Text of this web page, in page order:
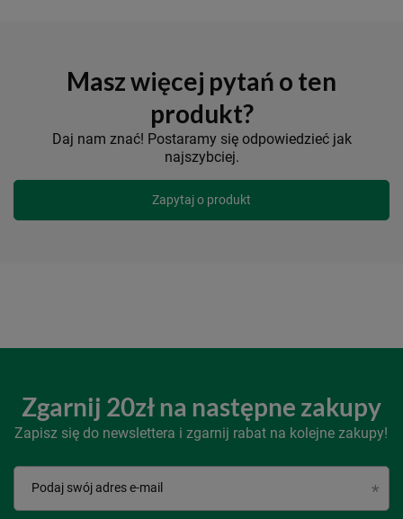
Masz więcej pytań o ten
produkt?
Daj nam znać! Postaramy się odpowiedzieć jak
najszybciej.
Zapytaj o produkt
Zgarnij 20zł na następne zakupy
Zapisz się do newslettera i zgarnij rabat na kolejne zakupy!
Podaj swój adres e-mail